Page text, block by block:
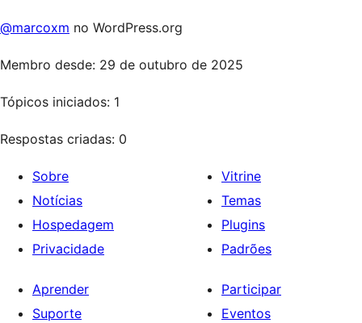
@marcoxm no WordPress.org
Membro desde: 29 de outubro de 2025
Tópicos iniciados: 1
Respostas criadas: 0
Sobre
Notícias
Hospedagem
Privacidade
Vitrine
Temas
Plugins
Padrões
Aprender
Suporte
Participar
Eventos